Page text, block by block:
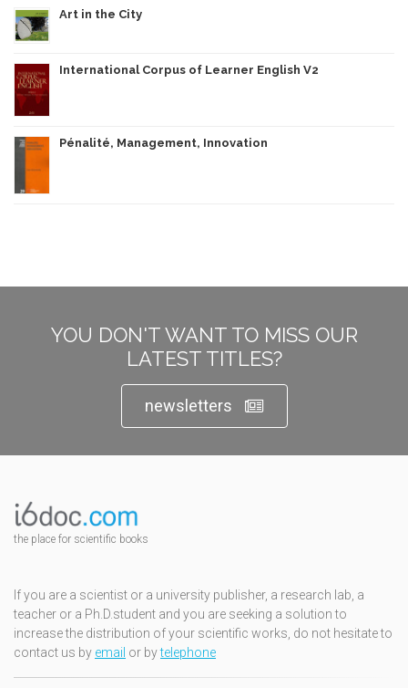
Art in the City
International Corpus of Learner English V2
Pénalité, Management, Innovation
YOU DON'T WANT TO MISS OUR
LATEST TITLES?
newsletters
the place for scientific books
If you are a scientist or a university publisher, a research lab, a
teacher or a Ph.D.student and you are seeking a solution to
increase the distribution of your scientific works, do not hesitate to
contact us by email or bytelephone